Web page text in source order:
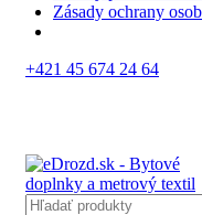
Zásady ochrany
+421 45 674 24 64